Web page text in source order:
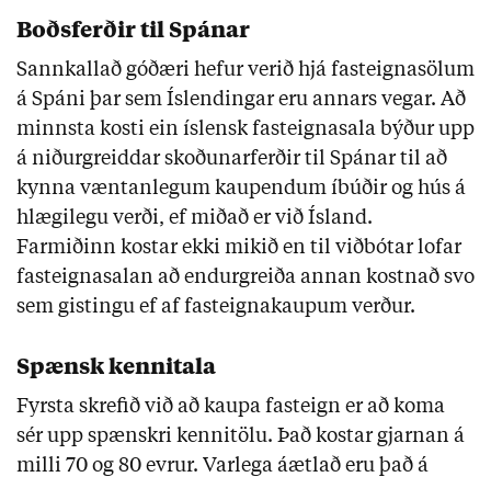
Boðsferðir til Spánar
Sannkallað góðæri hefur verið hjá fasteignasölum
á Spáni þar sem Íslendingar eru annars vegar. Að
minnsta kosti ein íslensk fasteignasala býður upp
á niðurgreiddar skoðunarferðir til Spánar til að
kynna væntanlegum kaupendum íbúðir og hús á
hlægilegu verði, ef miðað er við Ísland.
Farmiðinn kostar ekki mikið en til viðbótar lofar
fasteignasalan að endurgreiða annan kostnað svo
sem gistingu ef af fasteignakaupum verður.
Spænsk kennitala
Fyrsta skrefið við að kaupa fasteign er að koma
sér upp spænskri kennitölu. Það kostar gjarnan á
milli 70 og 80 evrur. Varlega áætlað eru það á